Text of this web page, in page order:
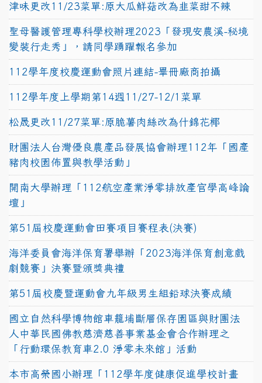
津味更改11/23菜單:原大瓜鮮菇改為韭菜甜不辣
聖母醫護管理專科學校辦理2023「發現安農溪-秘境
變裝行走秀」，請同學踴躍報名參加
112學年度校慶運動會照片連結-畢冊廠商拍攝
112學年度上學期第14週11/27-12/1菜單
松晟更改11/27菜單:原脆薯肉絲改為什錦花椰
財團法人台灣優良農產品發展協會辦理112年「國產
豬肉校園佈置與教學活動」
開南大學辦理「112航空產業淨零排放產官學高峰論
壇」
第51屆校慶運動會田賽項目賽程表(決賽)
海洋委員會海洋保育署舉辦「2023海洋保育創意戲
劇競賽」決賽暨頒獎典禮
第51屆校慶暨運動會九年級男生組鉛球決賽成績
國立自然科學博物館車籠埔斷層保存園區與財團法
人中華民國佛教慈濟慈善事業基金會合作辦理之
「行動環保教育車2.0 淨零未來館」活動
本市高榮國小辦理「112學年度健康促進學校計畫